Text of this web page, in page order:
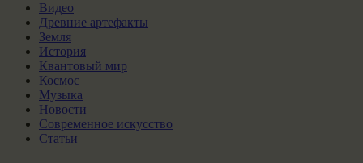
Видео
Древние артефакты
Земля
История
Квантовый мир
Космос
Музыка
Новости
Современное искусство
Статьи